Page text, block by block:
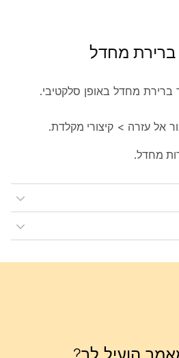
ברירת מחדל
ברירת מחדל באופן סלקטיבי.
אל עזרה > קיצורי מקלדת.
מחדל.
הועיל לך?